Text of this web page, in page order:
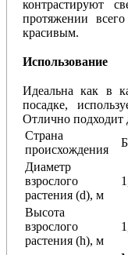
контрастируют
протяжении
красивым.
Использование
Идеальна как в
посадке,
Отлично подходит
Страна
происхождения
Диаметр
взрослого
растения (d), м
Высота
взрослого
растения (h), м